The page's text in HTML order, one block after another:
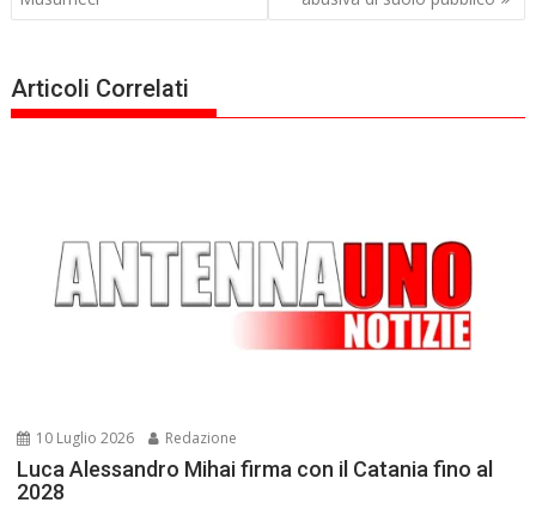
Articoli Correlati
10 Luglio 2026 Redazione
Luca Alessandro Mihai firma con il Catania fino al
2028